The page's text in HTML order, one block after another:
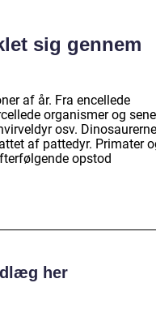
sig gennem
af år. Fra encellede
organismer og
osv. Dinosaurerne
af pattedyr. Primater
opstod
her